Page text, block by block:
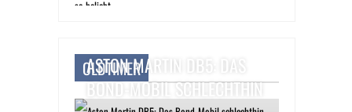
OLDTIMER
ASTON MARTIN DB5: DAS
BOND-MOBIL SCHLECHTHIN